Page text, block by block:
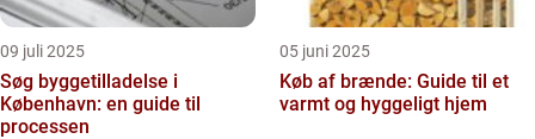
09 juli 2025
Søg byggetilladelse i
København: en guide til
processen
05 juni 2025
Køb af brænde: Guide til et
varmt og hyggeligt hjem